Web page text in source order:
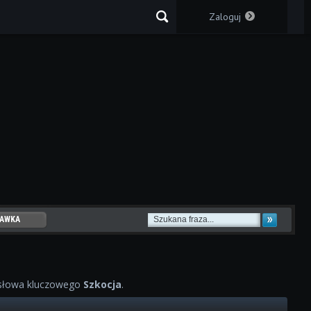
Zaloguj
kluczowego Szkocja.